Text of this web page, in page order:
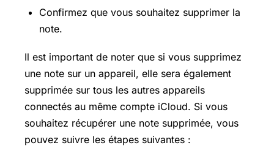
Confirmez que vous souhaitez supprimer la
note.
Il est important de noter que si vous supprimez
une note sur un appareil, elle sera également
supprimée sur tous les autres appareils
connectés au même compte iCloud. Si vous
souhaitez récupérer une note supprimée, vous
pouvez suivre les étapes suivantes :